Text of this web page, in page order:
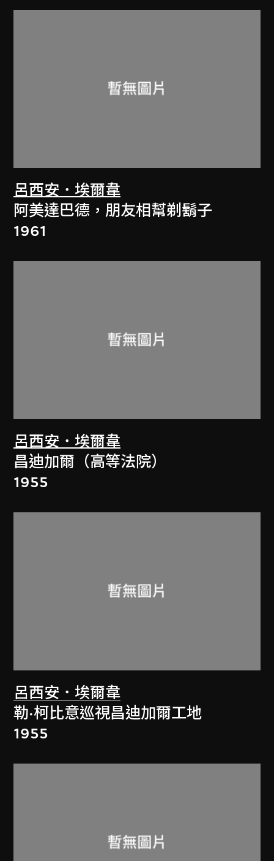
呂西安．埃爾韋
阿美達巴德，朋友相幫剃鬍子
1961
呂西安．埃爾韋
昌迪加爾（高等法院）
1955
呂西安．埃爾韋
勒·柯比意巡視昌迪加爾工地
1955